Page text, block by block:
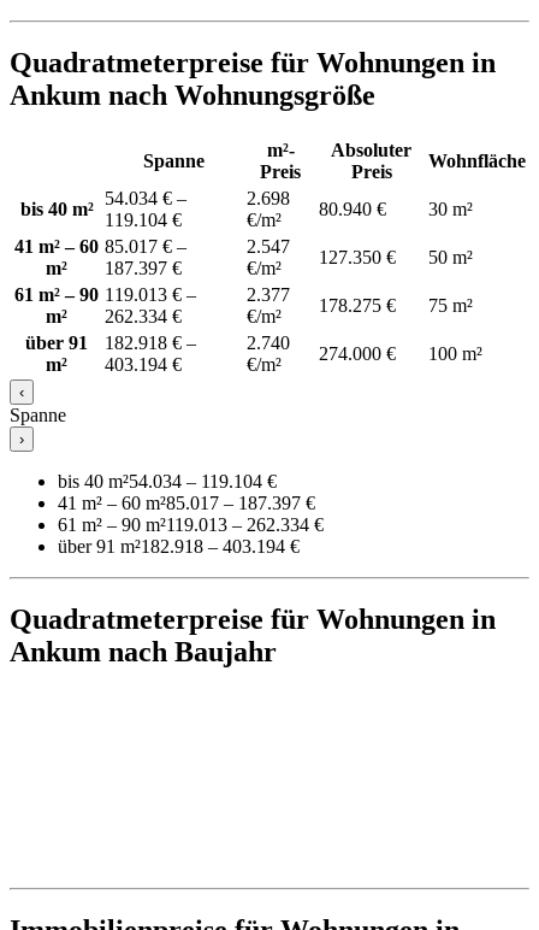
Quadratmeterpreise für Wohnungen in
Ankum nach Wohnungsgröße
Spanne
m²-
Preis
Absoluter
Preis
Wohnfläche
bis 40 m²
54.034 € –
119.104 €
2.698
€/m²
80.940 €
30 m²
41 m² – 60
m²
85.017 € –
187.397 €
2.547
€/m²
127.350 €
50 m²
61 m² – 90
m²
119.013 € –
262.334 €
2.377
€/m²
178.275 €
75 m²
über 91
m²
182.918 € –
403.194 €
2.740
€/m²
274.000 € 100 m²
‹
Spanne
›
bis 40 m²54.034 – 119.104 €
41 m² – 60 m²85.017 – 187.397 €
61 m² – 90 m²119.013 – 262.334 €
über 91 m²182.918 – 403.194 €
Quadratmeterpreise für Wohnungen in
Ankum nach Baujahr